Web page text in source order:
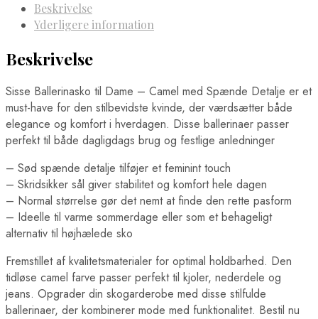
Beskrivelse
Yderligere information
Beskrivelse
Sisse Ballerinasko til Dame – Camel med Spænde Detalje er et
must-have for den stilbevidste kvinde, der værdsætter både
elegance og komfort i hverdagen. Disse ballerinaer passer
perfekt til både dagligdags brug og festlige anledninger
– Sød spænde detalje tilføjer et feminint touch
– Skridsikker sål giver stabilitet og komfort hele dagen
– Normal størrelse gør det nemt at finde den rette pasform
– Ideelle til varme sommerdage eller som et behageligt
alternativ til højhælede sko
Fremstillet af kvalitetsmaterialer for optimal holdbarhed. Den
tidløse camel farve passer perfekt til kjoler, nederdele og
jeans. Opgrader din skogarderobe med disse stilfulde
ballerinaer, der kombinerer mode med funktionalitet. Bestil nu